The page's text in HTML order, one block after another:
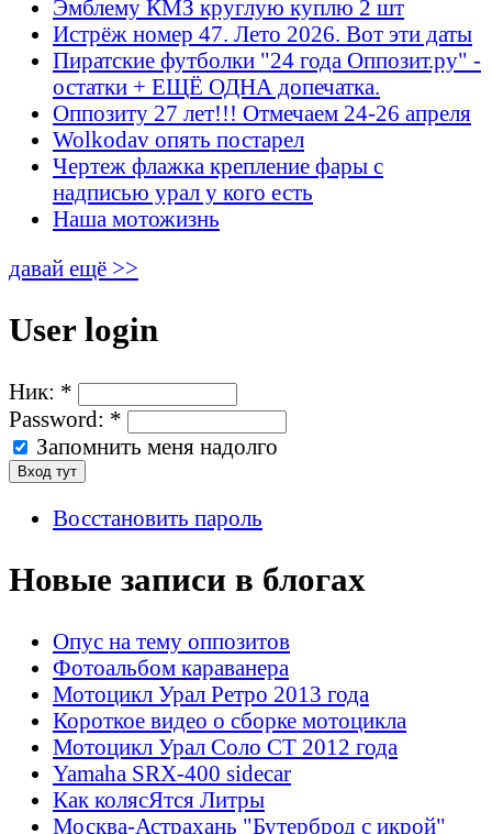
Эмблему КМЗ круглую куплю 2 шт
Истрёж номер 47. Лето 2026. Вот эти даты
Пиратские футболки "24 года Оппозит.ру" -
остатки + ЕЩЁ ОДНА допечатка.
Оппозиту 27 лет!!! Отмечаем 24-26 апреля
Wolkodav опять постарел
Чертеж флажка крепление фары с
надписью урал у кого есть
Наша мотожизнь
давай ещё >>
User login
Ник: *
Password: *
Запомнить меня надолго
Восстановить пароль
Новые записи в блогах
Опус на тему оппозитов
Фотоальбом караванера
Мотоцикл Урал Ретро 2013 года
Короткое видео о сборке мотоцикла
Мотоцикл Урал Соло СТ 2012 года
Yamaha SRX-400 sidecar
Как колясЯтся Литры
Москва-Астрахань "Бутерброд с икрой"